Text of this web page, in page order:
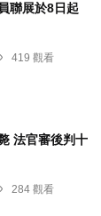
聯展於8日起
419 觀看
法官審後判十
284 觀看